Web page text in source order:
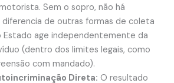
Sem o sopro, não há
diferencia de outras formas de coleta
Estado age independentemente da
(dentro dos limites legais, como
com mandado).
Direta: O resultado